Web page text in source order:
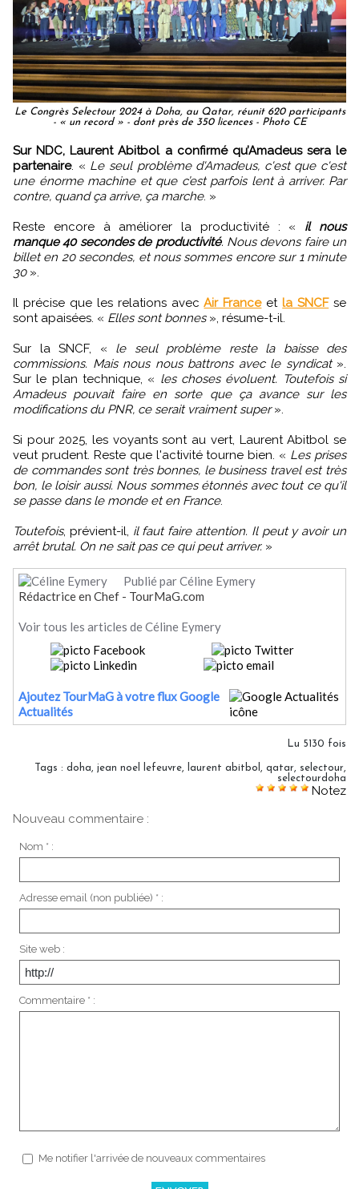
Le Congrès Selectour 2024 à Doha, au Qatar, réunit 620 participants
- « un record » - dont près de 350 licences - Photo CE
Sur NDC, Laurent Abitbol a confirmé qu’Amadeus sera le
partenaire. « Le seul problème d'Amadeus, c'est que c'est
une énorme machine et que c’est parfois lent à arriver. Par
contre, quand ça arrive, ça marche. »
Reste encore à améliorer la productivité : « il nous
manque 40 secondes de productivité. Nous devons faire un
billet en 20 secondes, et nous sommes encore sur 1 minute
30».
Il précise que les relations avecAir Franceet la SNCFse
sont apaisées. « Elles sont bonnes», résume-t-il.
Sur la SNCF, « le seul problème reste la baisse des
commissions. Mais nous nous battrons avec le syndicat».
Sur le plan technique, « les choses évoluent. Toutefois si
Amadeus pouvait faire en sorte que ça avance sur les
modifications du PNR, ce serait vraiment super».
Si pour 2025, les voyants sont au vert, Laurent Abitbol se
veut prudent. Reste que l'activité tourne bien. « Les prises
de commandes sont très bonnes, le business travel est très
bon, le loisir aussi. Nous sommes étonnés avec tout ce qu'il
se passe dans le monde et en France.
Toutefois, prévient-il, il faut faire attention. Il peut y avoir un
arrêt brutal. On ne sait pas ce qui peut arriver. »
Publié par Céline Eymery
Rédactrice en Chef - TourMaG.com
Voir tous les articles de Céline Eymery
Ajoutez TourMaG à votre flux Google
Actualités
Lu 5130 fois
Tags : doha jean noel lefeuvre laurent abitbol qatar selectour
selectourdoha
Notez
Nouveau commentaire :
Nom * :
Adresse email (non publiée) * :
Site web :
Commentaire * :
Me notifier l'arrivée de nouveaux commentaires